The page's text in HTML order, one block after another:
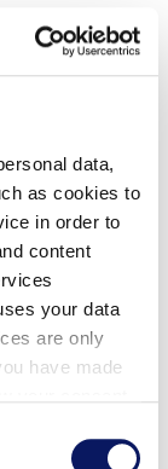
data,
as cookies to
in order to
content
your data
are only
have made